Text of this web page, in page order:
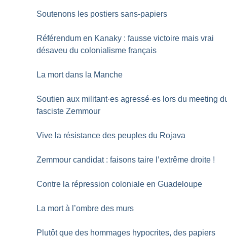
Soutenons les postiers sans-papiers
Référendum en Kanaky : fausse victoire mais vrai
désaveu du colonialisme français
La mort dans la Manche
Soutien aux militant·es agressé·es lors du meeting
fasciste Zemmour
Vive la résistance des peuples du Rojava
Zemmour candidat : faisons taire l’extrême droite !
Contre la répression coloniale en Guadeloupe
La mort à l’ombre des murs
Plutôt que des hommages hypocrites, des papiers